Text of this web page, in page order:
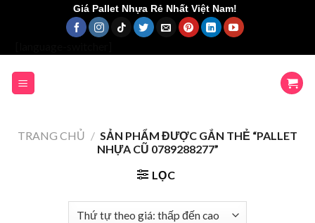
Giá Pallet Nhựa Rẻ Nhất Việt Nam!
TRANG CHỦ / SẢN PHẨM ĐƯỢC GẮN THẺ “PALLET
NHỰA CŨ 0789288277”
LỌC